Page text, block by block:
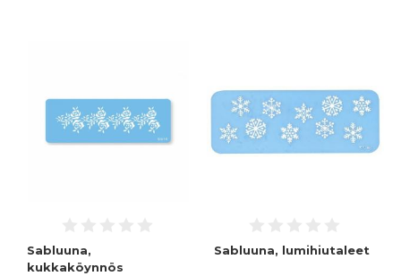
Sabluuna,
kukkaköynnös
Sabluuna, lumihiutaleet